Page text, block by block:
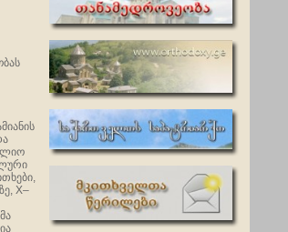
X–